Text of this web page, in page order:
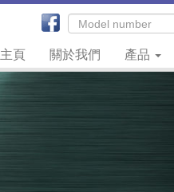
主頁 關於我們 產品